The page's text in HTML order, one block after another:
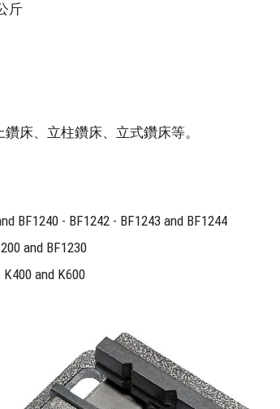
斤
床、立柱鑽床、立式鑽床等。
BF1240 - BF1242 - BF1243 and BF1244
and BF1230
and K600